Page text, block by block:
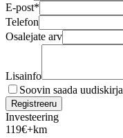
E-post*
Telefon
Osalejate arv
Lisainfo
Soovin saada uudiskirja
Registreeru
Investeering
119€+km